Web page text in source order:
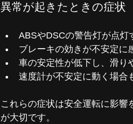
異常が起きたときの症状
ABSやDSCの警告灯が点灯
ブレーキの効きが不安定に
車の安定性が低下し、滑り
速度計が不安定に動く場合
これらの症状は安全運転に影響
が大切です。